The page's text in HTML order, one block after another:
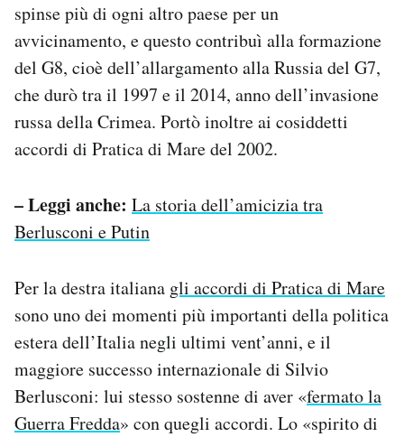
spinse più di ogni altro paese per un
avvicinamento, e questo contribuì alla formazione
del G8, cioè dell’allargamento alla Russia del G7,
che durò tra il 1997 e il 2014, anno dell’invasione
russa della Crimea. Portò inoltre ai cosiddetti
accordi di Pratica di Mare del 2002.
– Leggi anche: La storia dell’amicizia tra
Berlusconi e Putin
Per la destra italiana gli accordi di Pratica di Mare
sono uno dei momenti più importanti della politica
estera dell’Italia negli ultimi vent’anni, e il
maggiore successo internazionale di Silvio
Berlusconi: lui stesso sostenne di aver «fermato la
Guerra Fredda» con quegli accordi. Lo «spirito di